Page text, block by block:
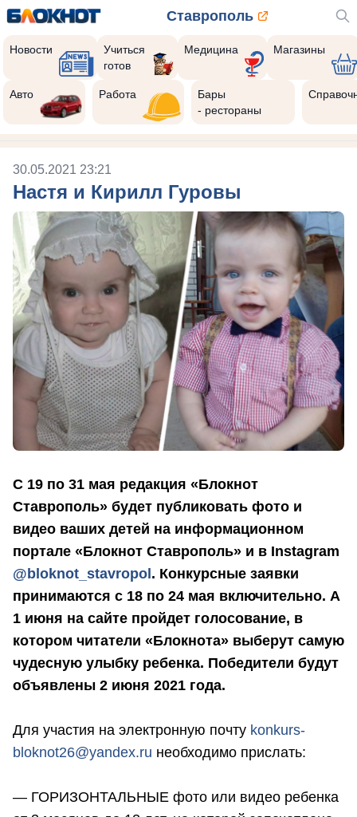
Ставрополь
Новости
Учиться
готов
Медицина Магазины
Авто Работа
Бары
- рестораны
30.05.2021 23:21
Настя и Кирилл Гуровы
С 19 по 31 мая редакция «Блокнот
Ставрополь» будет публиковать фото и
видео ваших детей на информационном
портале «Блокнот Ставрополь» и в Instagram
@bloknot_stavropol . Конкурсные заявки
принимаются с 18 по 24 мая включительно. А
1 июня на сайте пройдет голосование, в
котором читатели «Блокнота» выберут самую
чудесную улыбку ребенка. Победители будут
объявлены 2 июня 2021 года.
Для участия на электронную почту konkurs-
bloknot26@yandex.ru необходимо прислать:
— ГОРИЗОНТАЛЬНЫЕ фото или видео ребенка